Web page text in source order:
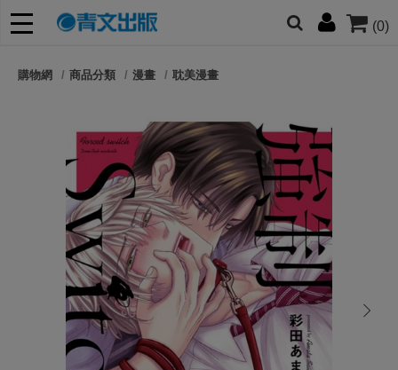
(0)
朋友們，提高警覺！
購物網 商品分類 漫畫 耽美漫畫
next